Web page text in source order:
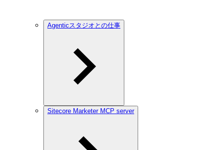
Agenticスタジオとの仕事
Sitecore Marketer MCP server